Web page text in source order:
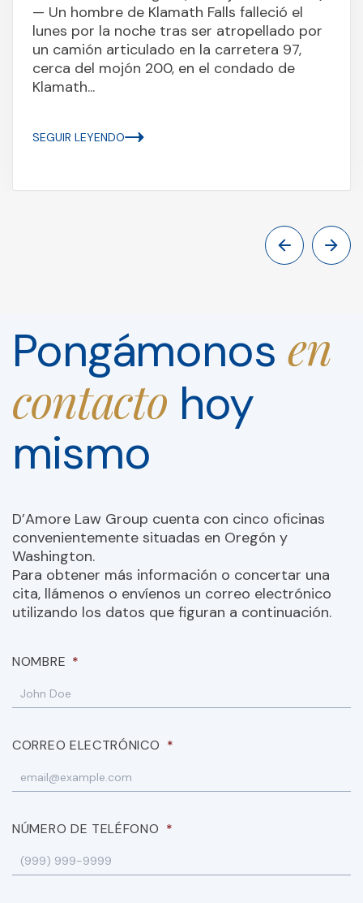
— Un hombre de Klamath Falls falleció el
lunes por la noche tras ser atropellado por
un camión articulado en la carretera 97,
cerca del mojón 200, en el condado de
Klamath...
SEGUIR LEYENDO
Pongámonos en
contacto hoy
mismo
D’Amore Law Group cuenta con cinco oficinas
convenientemente situadas en Oregón y
Washington.
Para obtener más información o concertar una
cita, llámenos o envíenos un correo electrónico
utilizando los datos que figuran a continuación.
NOMBRE *
CORREO ELECTRÓNICO *
NÚMERO DE TELÉFONO *